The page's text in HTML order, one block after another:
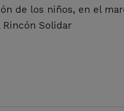
de los niños, en el
Rincón Solidar